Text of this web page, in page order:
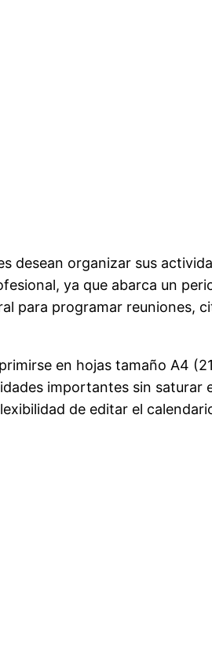
desean organizar sus
ya que abarca un
para programar reuniones,
en hojas tamaño A4
importantes sin saturar
de editar el